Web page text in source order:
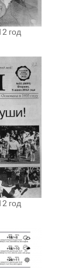
год
год